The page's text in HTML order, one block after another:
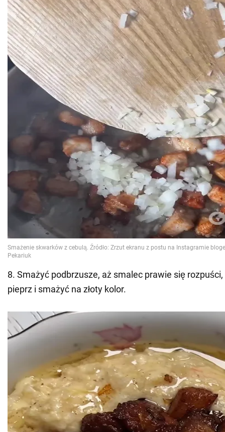
8. Smażyć podbrzusze, aż smalec prawie się
pieprz i smażyć na złoty kolor.